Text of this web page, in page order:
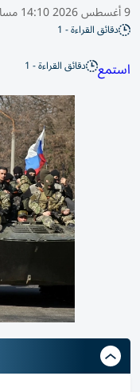
9 أغسطس 2026 14:10 مساء
دقائق القراءة - 1
استمع دقائق القراءة - 1